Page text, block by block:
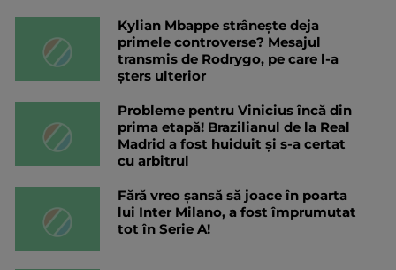
Kylian Mbappe strânește deja
primele controverse? Mesajul
transmis de Rodrygo, pe care l-a
șters ulterior
Probleme pentru Vinicius încă din
prima etapă! Brazilianul de la Real
Madrid a fost huiduit și s-a certat
cu arbitrul
Fără vreo șansă să joace în poarta
lui Inter Milano, a fost împrumutat
tot în Serie A!